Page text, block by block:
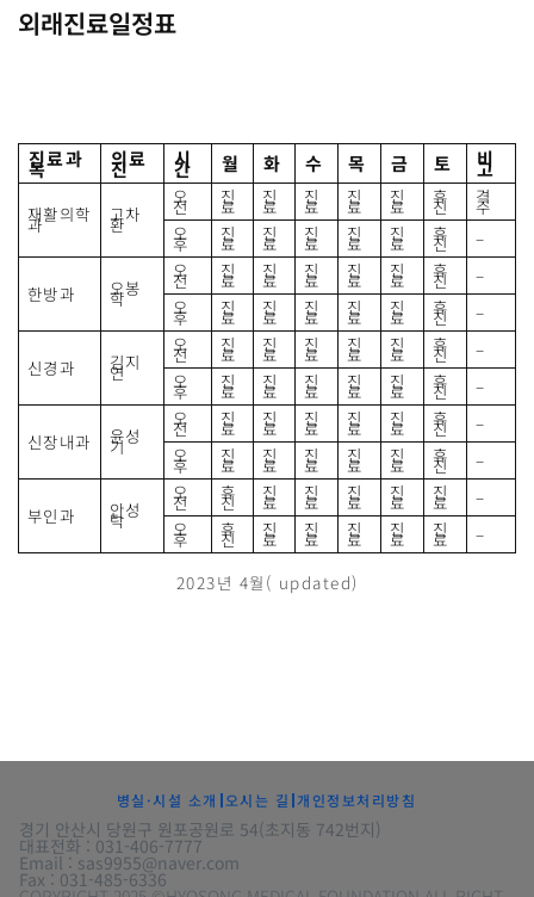
외래진료일정표
진료과
목 의료
진 시
간 월 화 수 목 금 토 비
고
재활의학
과 고차
환
오
전 진
료 진
료 진
료 진
료 진
료 휴
진 격
주
오
후 진
료 진
료 진
료 진
료 진
료 휴
진 –
한방과 오봉
학
오
전 진
료 진
료 진
료 진
료 진
료 휴
진
–
오
후 진
료 진
료 진
료 진
료 진
료 휴
진 –
신경과 김지
연
오
전 진
료 진
료 진
료 진
료 진
료 휴
진
–
오
후 진
료 진
료 진
료 진
료 진
료 휴
진 –
신장내과 윤성
기
오
전 진
료 진
료 진
료 진
료 진
료 휴
진
–
오
후 진
료 진
료 진
료 진
료 진
료 휴
진 –
부인과 안성
탁
오
전 휴
진 진
료 진
료 진
료 진
료 진
료
–
오
후 휴
진 진
료 진
료 진
료 진
료 진
료 –
2023년 4월( updated)
병실·시설 소개 오시는 길 개인정보처리방침
경기 안산시 당원구 원포공원로 54(초지동 742번지)
대표전화 : 031-406-7777
Email : sas9955@naver.com
Fax : 031-485-6336